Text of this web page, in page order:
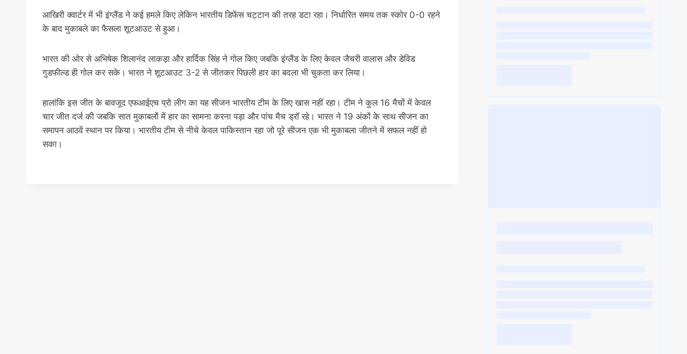
आखिरी क्वार्टर में भी इंग्लैंड ने कई हमले किए लेकिन भारतीय डिफेंस चट्टान की तरह डटा रहा। निर्धारित समय तक स्कोर 0-0 रहने
के बाद मुकाबले का फैसला शूटआउट से हुआ।
भारत की ओर से अभिषेक शिलानंद लाकड़ा और हार्दिक सिंह ने गोल किए जबकि इंग्लैंड के लिए केवल जैचरी वालास और डेविड
गुडफील्ड ही गोल कर सके। भारत ने शूटआउट 3-2 से जीतकर पिछली हार का बदला भी चुकता कर लिया।
हालांकि इस जीत के बावजूद एफआईएच प्रो लीग का यह सीजन भारतीय टीम के लिए खास नहीं रहा। टीम ने कुल 16 मैचों में केवल
चार जीत दर्ज की जबकि सात मुकाबलों में हार का सामना करना पड़ा और पांच मैच ड्रॉ रहे। भारत ने 19 अंकों के साथ सीजन का
समापन आठवें स्थान पर किया। भारतीय टीम से नीचे केवल पाकिस्तान रहा जो पूरे सीजन एक भी मुकाबला जीतने में सफल नहीं हो
सका।